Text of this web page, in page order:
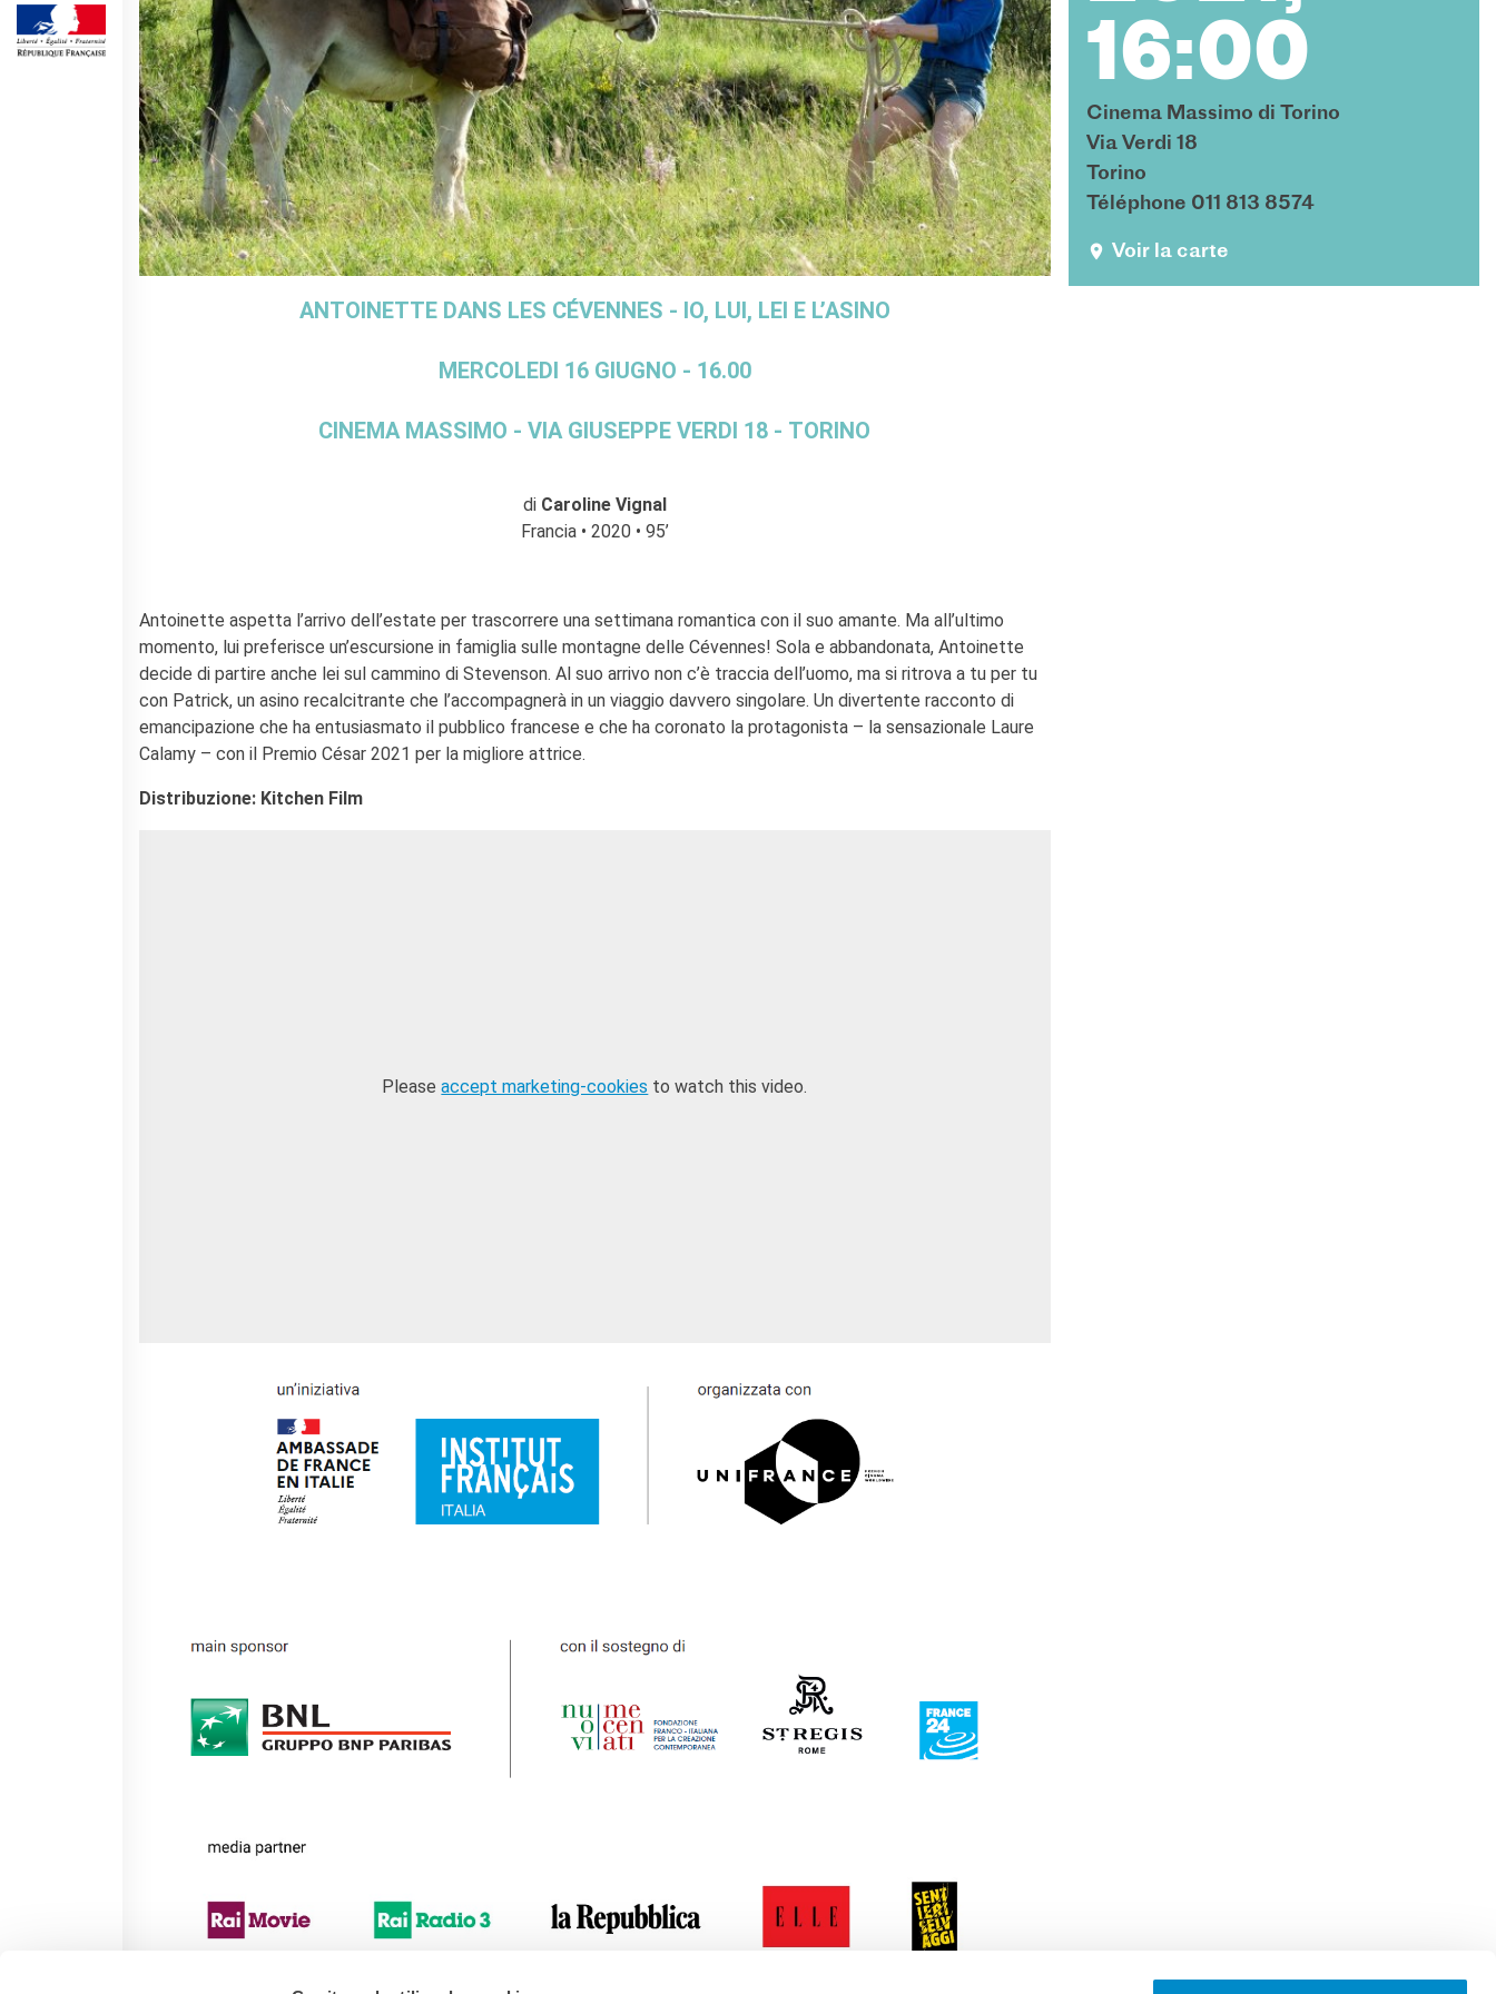
Operazioni artistiche
CINÉMA ET AUDIOVISUEL
Fuori Sala
La Francia al Cinema
Rendez-vous
Residenza XR
LIVRES
DÉBATS D'IDÉES
UNIVERSITÉ, RECHERCHE,
NOS MÉCÈNES
Le operazioni
Come sostenere
I Vantaggi
I nostri luoghi
I contatti
I nostri sostenitori
ANTOINETTE DANS LES CÉVENNES - IO, LUI, LEI E L’ASINO
MERCOLEDI 16 GIUGNO - 16.00
CINEMA MASSIMO - VIA GIUSEPPE VERDI 18 - TORINO
di Caroline Vignal
Francia • 2020 • 95’
Antoinette aspetta l’arrivo dell’estate per trascorrere una settimana romantica con il suo amante. Ma all’ultimo
momento, lui preferisce un’escursione in famiglia sulle montagne delle Cévennes! Sola e abbandonata, Antoinette
decide di partire anche lei sul cammino di Stevenson. Al suo arrivo non c’è traccia dell’uomo, ma si ritrova a tu per tu
con Patrick, un asino recalcitrante che l’accompagnerà in un viaggio davvero singolare. Un divertente racconto di
emancipazione che ha entusiasmato il pubblico francese e che ha coronato la protagonista – la sensazionale Laure
Calamy – con il Premio César 2021 per la migliore attrice.
Distribuzione: Kitchen Film
Pleaseaccept marketing-cookies to watch this video.
16:00
Cinema Massimo di Torino
Via Verdi 18
Torino
Téléphone 011 813 8574
Voir la carte